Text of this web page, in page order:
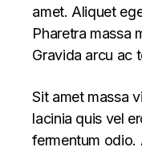
amet. Aliquet
Pharetra massa
Gravida arcu ac
Sit amet massa
lacinia quis vel
fermentum odio.